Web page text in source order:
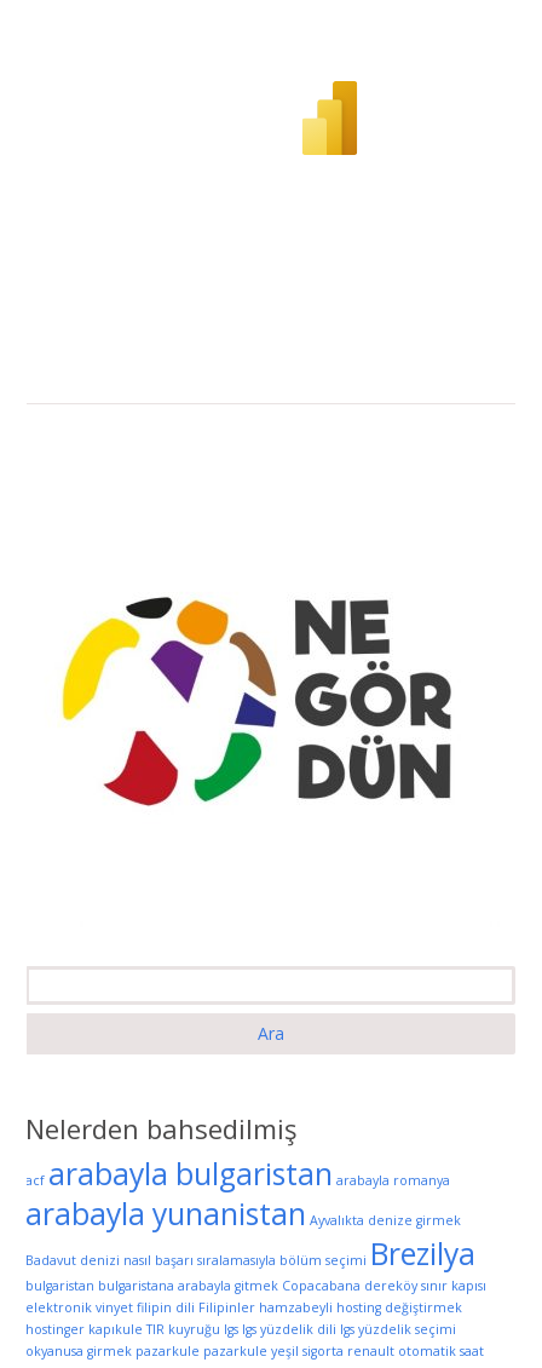
Arama:
Nelerden bahsedilmiş
acf arabayla bulgaristan arabayla romanya
arabayla yunanistan Ayvalıkta denize girmek
Badavut denizi nasıl başarı sıralamasıyla bölüm seçimi Brezilya
bulgaristan bulgaristana arabayla gitmek Copacabana dereköy sınır kapısı
elektronik vinyet filipin dili Filipinler hamzabeyli hosting değiştirmek
hostinger kapıkule TIR kuyruğu lgs lgs yüzdelik dili lgs yüzdelik seçimi
okyanusa girmek pazarkule pazarkule yeşil sigorta renault otomatik saat